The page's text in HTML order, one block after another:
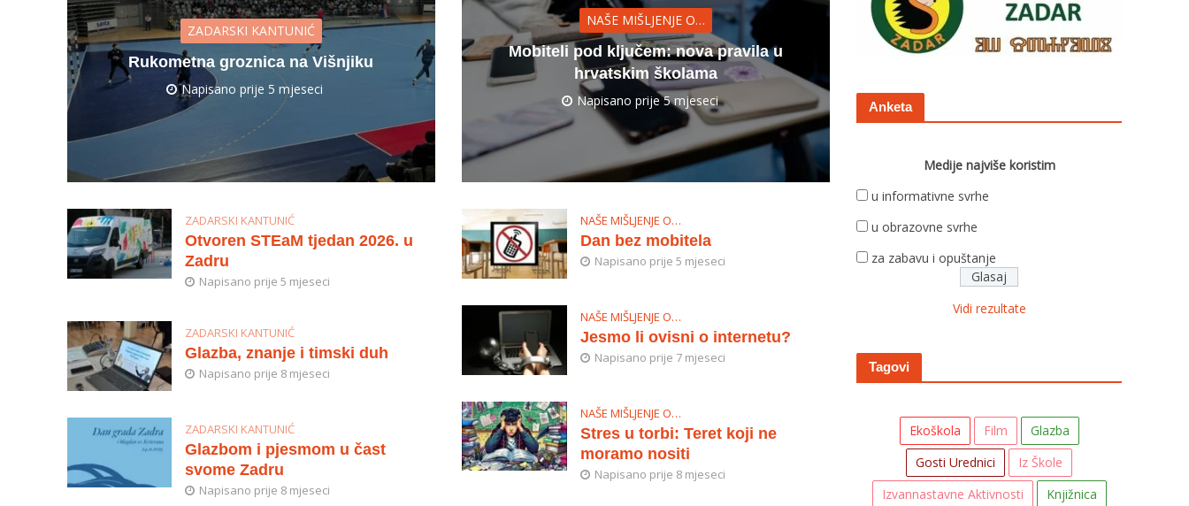
ZADARSKI KANTUNIĆ
Rukometna groznica na Višnjiku
Napisano prije 5 mjeseci
ZADARSKI KANTUNIĆ
Otvoren STEaM tjedan 2026. u
Zadru
Napisano prije 5 mjeseci
ZADARSKI KANTUNIĆ
Glazba, znanje i timski duh
Napisano prije 8 mjeseci
ZADARSKI KANTUNIĆ
Glazbom i pjesmom u čast
svome Zadru
Napisano prije 8 mjeseci
NAŠE MIŠLJENJE O…
Mobiteli pod ključem: nova pravila u
hrvatskim školama
Napisano prije 5 mjeseci
NAŠE MIŠLJENJE O…
Dan bez mobitela
Napisano prije 5 mjeseci
NAŠE MIŠLJENJE O…
Jesmo li ovisni o internetu?
Napisano prije 7 mjeseci
NAŠE MIŠLJENJE O…
Stres u torbi: Teret koji ne
moramo nositi
Napisano prije 8 mjeseci
Anketa
Medije najviše koristim
u informativne svrhe
u obrazovne svrhe
za zabavu i opuštanje
Vidi rezultate
Tagovi
Ekoškola Film
Glazba
Gosti Urednici
Iz Škole
Izvannastavne Aktivnosti
Knjižnica